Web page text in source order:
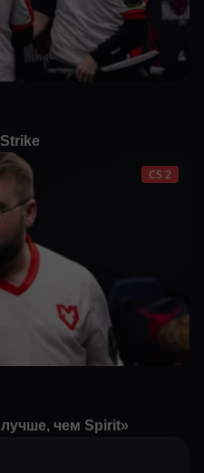
CS 2
чем Spirit»